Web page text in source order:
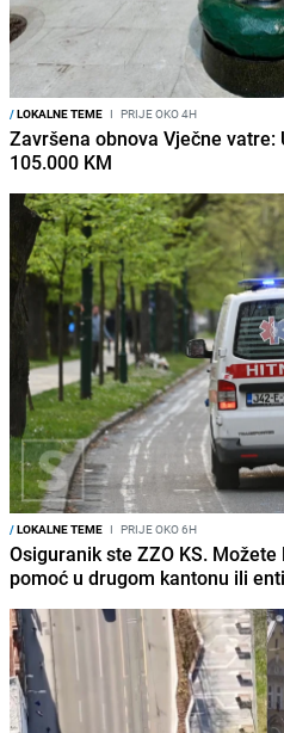
/LOKALNE TEME I PRIJE OKO 4H
Završena obnova Vječne vatre:
105.000 KM
/LOKALNE TEME I PRIJE OKO 6H
Osiguranik ste ZZO KS.
pomoć u drugom kantonu ili